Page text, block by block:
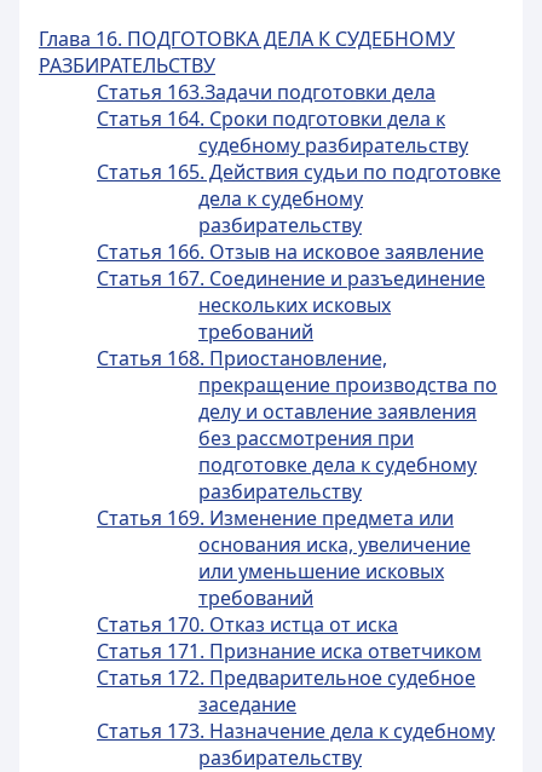
Глава 16. ПОДГОТОВКА ДЕЛА К СУДЕБНОМУ
РАЗБИРАТЕЛЬСТВУ
Статья 163.Задачи подготовки дела
Статья 164. Сроки подготовки дела к
судебному разбирательству
Статья 165. Действия судьи по подготовке
дела к судебному
разбирательству
Статья 166. Отзыв на исковое заявление
Статья 167. Соединение и разъединение
нескольких исковых
требований
Статья 168. Приостановление,
прекращение производства по
делу и оставление заявления
без рассмотрения при
подготовке дела к судебному
разбирательству
Статья 169. Изменение предмета или
основания иска, увеличение
или уменьшение исковых
требований
Статья 170. Отказ истца от иска
Статья 171. Признание иска ответчиком
Статья 172. Предварительное судебное
заседание
Статья 173. Назначение дела к судебному
разбирательству